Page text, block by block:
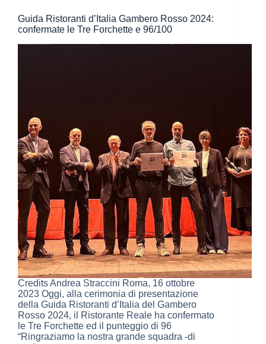
Guida Ristoranti d’Italia Gambero Rosso 2024:
confermate le Tre Forchette e 96/100
Credits Andrea Straccini Roma, 16 ottobre
2023 Oggi, alla cerimonia di presentazione
della Guida Ristoranti d’Italia del Gambero
Rosso 2024, il Ristorante Reale ha confermato
le Tre Forchette ed il punteggio di 96
“Ringraziamo la nostra grande squadra -di